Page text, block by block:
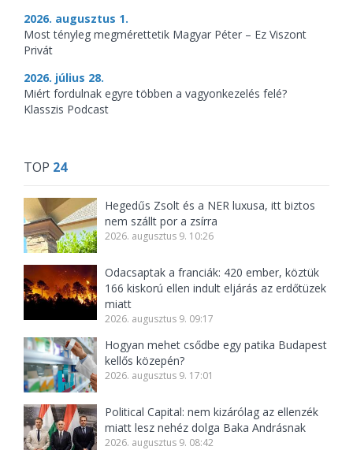
2026. augusztus 1.
Most tényleg megmérettetik Magyar Péter – Ez Viszont
Privát
2026. július 28.
Miért fordulnak egyre többen a vagyonkezelés felé?
Klasszis Podcast
TOP 24
Hegedűs Zsolt és a NER luxusa, itt biztos
nem szállt por a zsírra
2026. augusztus 9. 10:26
Odacsaptak a franciák: 420 ember, köztük
166 kiskorú ellen indult eljárás az erdőtüzek
miatt
2026. augusztus 9. 09:17
Hogyan mehet csődbe egy patika Budapest
kellős közepén?
2026. augusztus 9. 17:01
Political Capital: nem kizárólag az ellenzék
miatt lesz nehéz dolga Baka Andrásnak
2026. augusztus 9. 08:42